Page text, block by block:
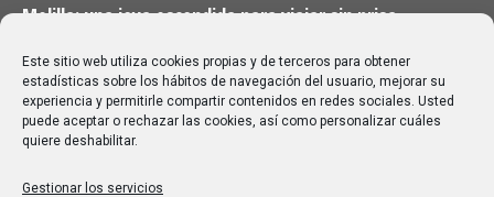
Este sitio web utiliza cookies propias y de terceros para obtener
estadísticas sobre los hábitos de navegación del usuario, mejorar su
experiencia y permitirle compartir contenidos en redes sociales. Usted
puede aceptar o rechazar las cookies, así como personalizar cuáles
quiere deshabilitar.
Gestionar los servicios
Melilla: una joya escondida para viajar sin prisa
28/07/2026
Buscar
Buscar: